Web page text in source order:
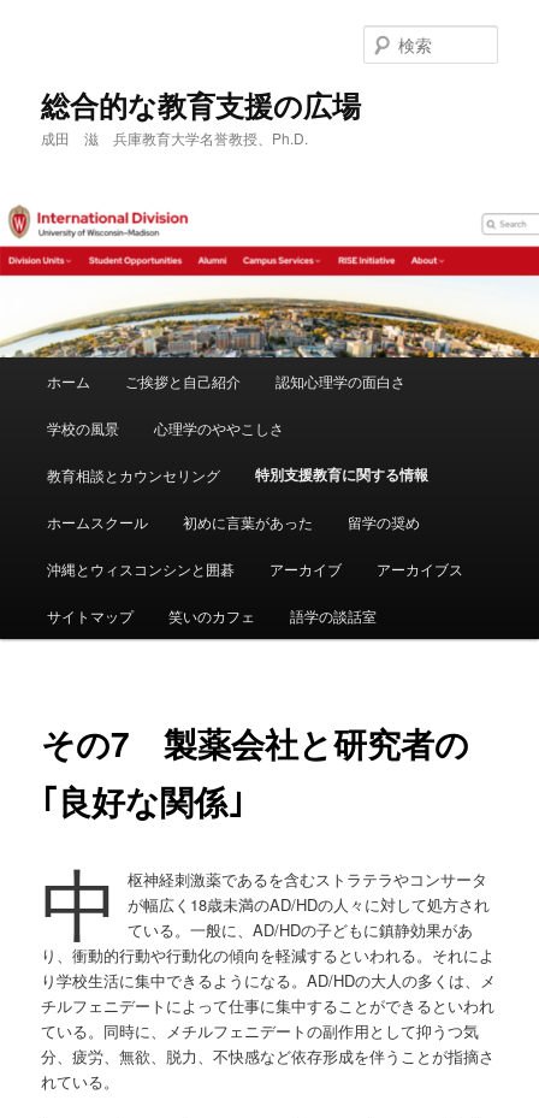
へ
移
動
総合的な教育支援の広場
成田 滋 兵庫教育大学名誉教授、Ph.D.
索
ホーム ご挨拶と自己紹介 認知心理学の面白さ
学校の風景 心理学のややこしさ
教育相談とカウンセリング 特別支援教育に関する情報
ホームスクール 初めに言葉があった 留学の奨め
沖縄とウィスコンシンと囲碁 アーカイブ アーカイブス
サイトマップ 笑いのカフェ 語学の談話室
その7 製薬会社と研究者の
｢良好な関係｣
中
枢神経刺激薬であるを含むストラテラやコンサータ
が幅広く18歳未満のAD/HDの人々に対して処方され
ている。一般に、AD/HDの子どもに鎮静効果があ
り、衝動的行動や行動化の傾向を軽減するといわれる。それによ
り学校生活に集中できるようになる。AD/HDの大人の多くは、メ
チルフェニデートによって仕事に集中することができるといわれ
ている。同時に、メチルフェニデートの副作用として抑うつ気
分、疲労、無欲、脱力、不快感など依存形成を伴うことが指摘さ
れている。